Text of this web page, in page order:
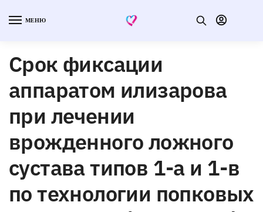
МЕНЮ
Срок фиксации
аппаратом илизарова
при лечении
врожденного ложного
сустава типов 1-а и 1-в
по технологии попковых